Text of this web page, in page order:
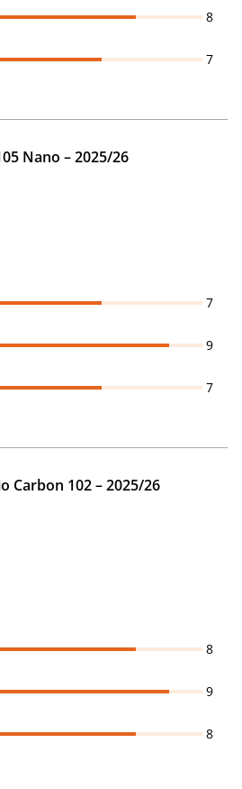
8
7
Nano – 2025/26
7
9
7
Carbon 102 – 2025/26
8
9
8